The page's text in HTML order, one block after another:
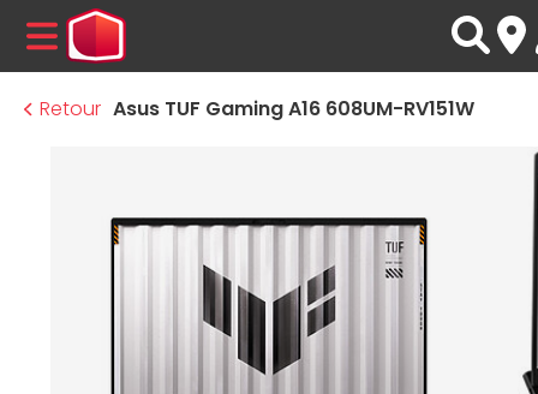
MENU
Retour Asus TUF Gaming A16 608UM-RV151W